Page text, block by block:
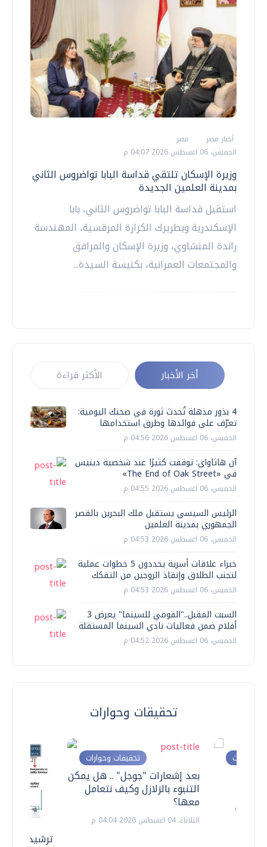
أخبار مصر
مصر
الخميس، 06 اغسطس 2026 04:07 م
وزيرة الإسكان تلتقي قداسة البابا تواضروس الثاني
بمدينة العلمين الجديدة
استقبل قداسة البابا تواضروس الثاني، بابا
الإسكندرية وبطريرك الكرازة المرقسية، المهندسة
راندة المنشاوي، وزيرة الإسكان والمرافق
والمجتمعات العمرانية، بكنيسة السيدة...
أخر الأخبار الأكثر قراءة
4 بذور مذهلة تُحدث ثورة في صحتك اليومية:
تعرّف على فوائدها وطرق استخدامها
الخميس، 06 اغسطس 2026 04:56 م
آن هاثاواي: توقفت كثيرًا عند شخصية دينيس
في «The End of Oak Street»
الخميس، 06 اغسطس 2026 04:55 م
الرئيس السيسي يستقبل ملك البحرين بالقصر
الجمهوري بمدينة العلمين
الخميس، 06 اغسطس 2026 04:53 م
خبراء علاقات أسرية يحددون 5 خطوات عملية
لتجنب الطلاق وإنقاذ الزوجين من التفكك
الخميس، 06 اغسطس 2026 04:53 م
السبت المقبل.."القومي للسينما" يعرض 3
أفلام ضمن فعاليات نادي السينما المستقلة
الخميس، 06 اغسطس 2026 04:52 م
تحقيقات وحوارات
ترشيدا
تحقيقات وحوارات
بعد إشعارات "جوجل" .. هل يمكن
التنبوء بالزلازل وكيف نتعامل
معها؟
الثلاثاء، 04 اغسطس 2026 04:04 م
وحوارات